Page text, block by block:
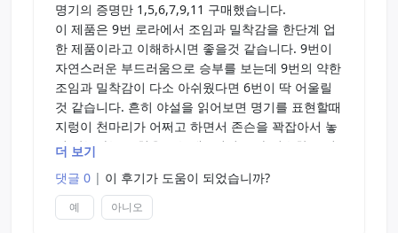
명기의 증명만 1,5,6,7,9,11 구매했습니다.
이 제품은 9번 로라에서 조임과 밀착감을 한단계 업
한 제품이라고 이해하시면 좋을것 같습니다. 9번이
자연스러운 부드러움으로 승부를 보는데 9번의 약한
조임과 밀착감이 다소 아쉬웠다면 6번이 딱 어울릴
것 같습니다. 흔히 야설을 읽어보면 명기를 표현할때
지렁이 천마리가 어쩌고 하면서 존슨을 꽉잡아서 놓
질 않는다는 표현을 쓰는데 6번이 그와 비슷한 느낌
절대값은 높지 않지만 소프트 취향이라면 충분히 만
족하지않을까 싶습니다. 젤을 사용할때는 페페젤 부
류의 젤을 살짝만 넣어서 사용하면 밀착감을 제대로
더 보기
댓글 0 | 이 후기가 도움이 되었습니까?
예 아니오